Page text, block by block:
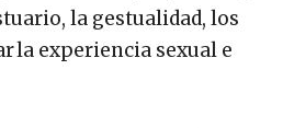
la gestualidad, los
la experiencia sexual e